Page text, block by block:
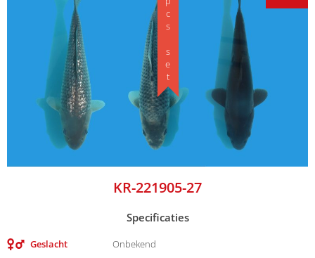
3 pcs set
KR-221905-27
Specificaties
Geslacht
Onbekend